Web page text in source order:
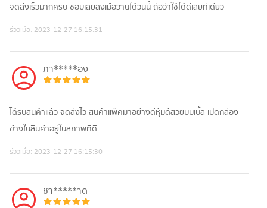
จัดส่งเร็วมากครับ ชอบเลยสั่งเมื่อวานได้วันนี้ ถือว่าใช้ได้ดีเลยทีเดียว
รีวิวเมื่อ: 2023-12-27 16:15:31
ภา*****อง
ได้รับสินค้าแล้ว จัดส่งไว สินค้าแพ็คมาอย่างดีหุ้มด้สวยบับเบิ้ล เปิดกล่อง
ข้างในสินค้าอยู่ในสภาพที่ดี
รีวิวเมื่อ: 2023-12-27 16:15:30
ชา*****าด